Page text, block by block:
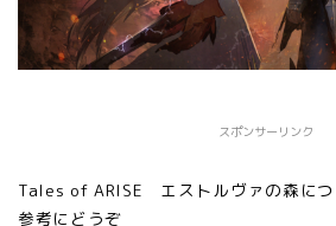
スポンサーリンク
Tales of ARISE エストルヴァの森につ
参考にどうぞ